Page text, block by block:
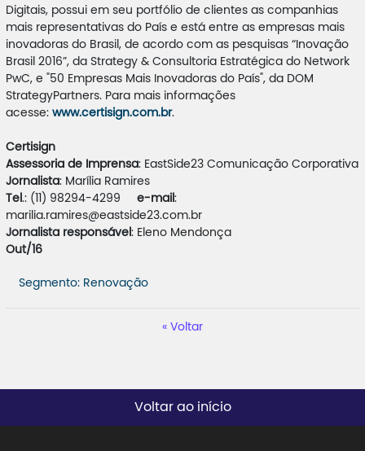
Digitais, possui em seu portfólio de clientes as companhias
mais representativas do País e está entre as empresas mais
inovadoras do Brasil, de acordo com as pesquisas “Inovação
Brasil 2016”, da Strategy & Consultoria Estratégica do Network
PwC, e "50 Empresas Mais Inovadoras do País", da DOM
StrategyPartners. Para mais informações
acesse:www.certisign.com.br.
Certisign
Assessoria de Imprensa: EastSide23 Comunicação Corporativa
Jornalista: Marília Ramires
Tel .: (11) 98294-4299 e-mail :
marilia.ramires@eastside23.com.br
Jornalista responsável : Eleno Mendonça
Out/16
Segmento: Renovação
Voltar
Voltar ao início